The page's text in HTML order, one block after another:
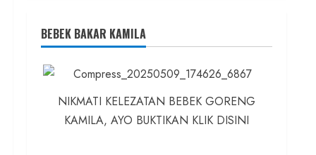
BEBEK BAKAR KAMILA
NIKMATI KELEZATAN BEBEK GORENG
KAMILA, AYO BUKTIKAN KLIK DISINI